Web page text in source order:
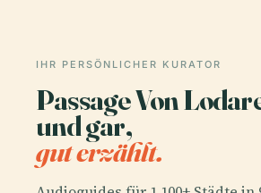
IHR PERSÖNLICHER KURATOR
Passage Von
und gar,
gut erzählt.